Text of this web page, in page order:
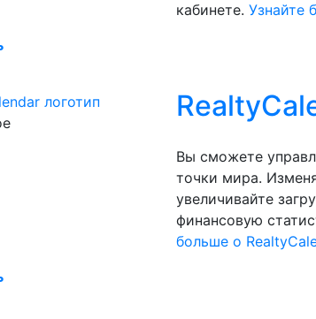
кабинете. Узнайте
Вы сможете
точки мира.
увеличивайте
финансовую
больше о